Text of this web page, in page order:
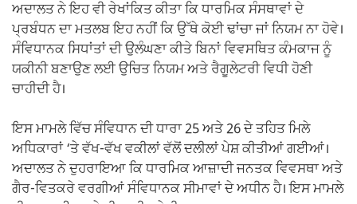
ਅਦਾਲਤ ਨੇ ਇਹ ਵੀ ਰੇਖਾਂਕਿਤ ਕੀਤਾ ਕਿ ਧਾਰਮਿਕ ਸੰਸਥਾਵਾਂ ਦੇ
ਪ੍ਰਬੰਧਨ ਦਾ ਮਤਲਬ ਇਹ ਨਹੀਂ ਕਿ ਉੱਥੇ ਕੋਈ ਢਾਂਚਾ ਜਾਂ ਨਿਯਮ ਨਾ ਹੋਵੇ।
ਸੰਵਿਧਾਨਕ ਸਿਧਾਂਤਾਂ ਦੀ ਉਲੰਘਣਾ ਕੀਤੇ ਬਿਨਾਂ ਵਿਵਸਥਿਤ ਕੰਮਕਾਜ ਨੂੰ
ਯਕੀਨੀ ਬਣਾਉਣ ਲਈ ਉਚਿਤ ਨਿਯਮ ਅਤੇ ਰੈਗੂਲੇਟਰੀ ਵਿਧੀ ਹੋਣੀ
ਚਾਹੀਦੀ ਹੈ।
ਇਸ ਮਾਮਲੇ ਵਿੱਚ ਸੰਵਿਧਾਨ ਦੀ ਧਾਰਾ 25 ਅਤੇ 26 ਦੇ ਤਹਿਤ ਮਿਲੇ
ਅਧਿਕਾਰਾਂ ‘ਤੇ ਵੱਖ-ਵੱਖ ਵਕੀਲਾਂ ਵੱਲੋਂ ਦਲੀਲਾਂ ਪੇਸ਼ ਕੀਤੀਆਂ ਗਈਆਂ।
ਅਦਾਲਤ ਨੇ ਦੁਹਰਾਇਆ ਕਿ ਧਾਰਮਿਕ ਆਜ਼ਾਦੀ ਜਨਤਕ ਵਿਵਸਥਾ ਅਤੇ
ਗੈਰ-ਵਿਤਕਰੇ ਵਰਗੀਆਂ ਸੰਵਿਧਾਨਕ ਸੀਮਾਵਾਂ ਦੇ ਅਧੀਨ ਹੈ। ਇਸ ਮਾਮਲੇ